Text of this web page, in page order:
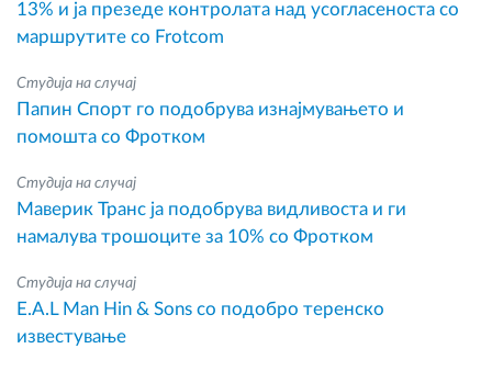
13% и ја презеде контролата над усогласеноста со
маршрутите со Frotcom
Студија на случај
Папин Спорт го подобрува изнајмувањето и
помошта со Фротком
Студија на случај
Маверик Транс ја подобрува видливоста и ги
намалува трошоците за 10% со Фротком
Студија на случај
E.A.L Man Hin & Sons со подобро теренско
известување